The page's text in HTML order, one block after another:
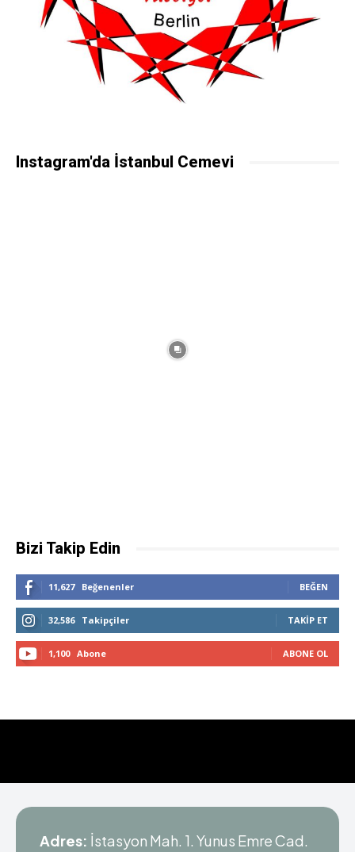
Instagram'da İstanbul Cemevi
Bizi Takip Edin
11,627 Beğenenler BEĞEN
32,586 Takipçiler TAKIP ET
1,100 Abone ABONE OL
Adres: İstasyon Mah. 1. Yunus Emre Cad.